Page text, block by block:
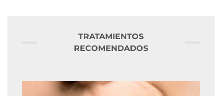
TRATAMIENTOS
RECOMENDADOS